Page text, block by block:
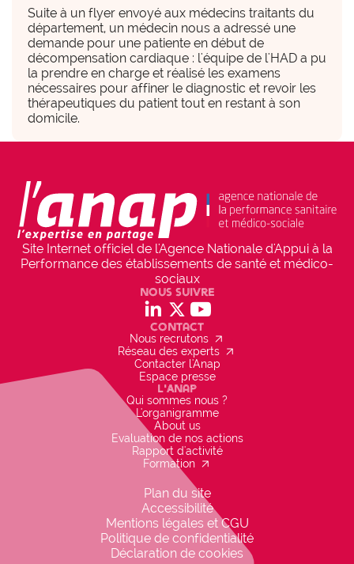
Suite à un flyer envoyé aux médecins traitants du
département, un médecin nous a adressé une
demande pour une patiente en début de
décompensation cardiaque : l'équipe de l'HAD a pu
la prendre en charge et réalisé les examens
nécessaires pour affiner le diagnostic et revoir les
thérapeutiques du patient tout en restant à son
domicile.
hexagon_r0
a considérer
Le cout des appareils
group
Projet inscrit dans la politique de
l'établissement
check_circleOUI
développement des prises en charge
Site Internet officiel de l'Agence Nationale d'Appui à la
Performance des établissements de santé et médico-
sociaux
Nous suivre
social_linkedin social_x social_youtube
Contact
Nous recrutons arrow_outward
Réseau des experts arrow_outward
Contacter l'Anap
Espace presse
L'Anap
Qui sommes nous ?
L'organigramme
About us
Evaluation de nos actions
Rapport d'activité
Formation arrow_outward
Plan du site
Accessibilité
Mentions légales et CGU
Politique de confidentialité
Déclaration de cookies